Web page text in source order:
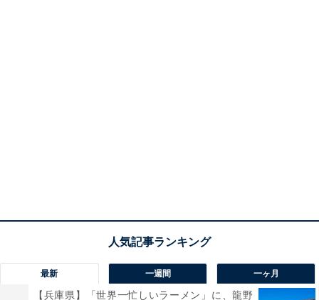
最新 一週間 一ヶ月
【兵庫県】「世界一忙しいラーメン」に、龍野